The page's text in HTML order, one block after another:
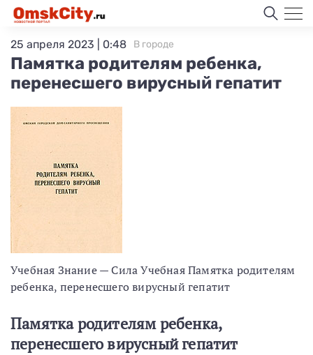
Памятка родителям ребенка,
перенесшего вирусный гепатит
25 апреля 2023 | 0:48 В городе
Учебная Знание — Сила Учебная Памятка родителям
ребенка, перенесшего вирусный гепатит
Памятка родителям ребенка,
перенесшего вирусный гепатит